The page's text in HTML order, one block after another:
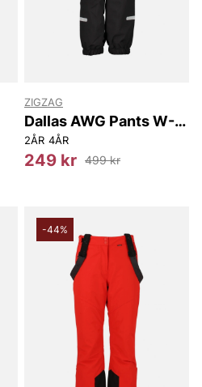
ZIGZAG
Dallas AWG Pants W-
PRO15000
2ÅR 4ÅR
249 kr 499 kr
-44%